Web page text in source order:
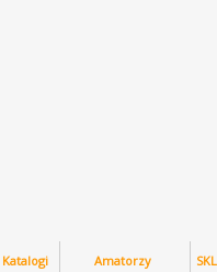
Katalogi
Amatorzy